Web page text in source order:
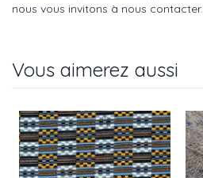
nous vous invitons à nous contacter.
Vous aimerez aussi